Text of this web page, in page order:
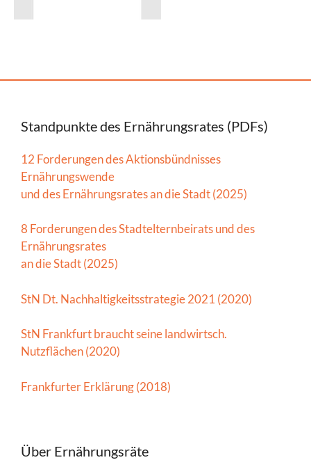
Standpunkte des Ernährungsrates (PDFs)
12 Forderungen des Aktionsbündnisses
Ernährungswende
und des Ernährungsrates an die Stadt (2025)
8 Forderungen des Stadtelternbeirats und des
Ernährungsrates
an die Stadt (2025)
StN Dt. Nachhaltigkeitsstrategie 2021 (2020)
StN Frankfurt braucht seine landwirtsch.
Nutzflächen (2020)
Frankfurter Erklärung (2018)
Über Ernährungsräte